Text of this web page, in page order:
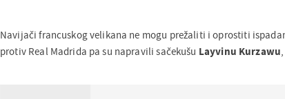
Navijači francuskog velikana ne mogu prežaliti i oprostiti
protiv Real Madrida pa su napravili sačekušu Layvinu Kurzawu